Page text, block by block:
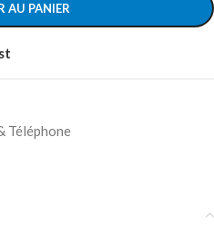
AU PANIER
Téléphone